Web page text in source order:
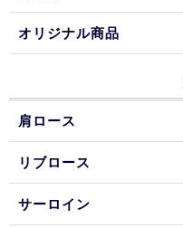
オリジナル商品
肩ロース
リブロース
サーロイン